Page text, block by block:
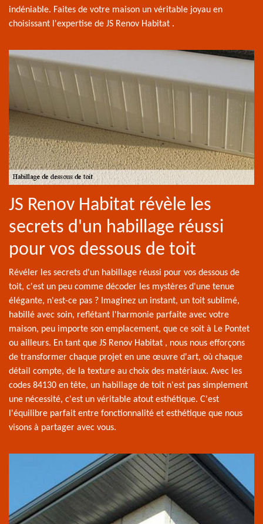
indéniable. Faites de votre maison un véritable joyau en
choisissant l'expertise de JS Renov Habitat .
JS Renov Habitat révèle les
secrets d'un habillage réussi
pour vos dessous de toit
Révéler les secrets d'un habillage réussi pour vos dessous de
toit, c'est un peu comme décoder les mystères d'une tenue
élégante, n'est-ce pas ? Imaginez un instant, un toit sublimé,
habillé avec soin, reflétant l'harmonie parfaite avec votre
maison, peu importe son emplacement, que ce soit à Le Pontet
ou ailleurs. En tant que JS Renov Habitat , nous nous efforçons
de transformer chaque projet en une œuvre d'art, où chaque
détail compte, de la texture au choix des matériaux. Avec les
codes 84130 en tête, un habillage de toit n'est pas simplement
une nécessité, c'est un véritable atout esthétique. C'est
l'équilibre parfait entre fonctionnalité et esthétique que nous
visons à partager avec vous.